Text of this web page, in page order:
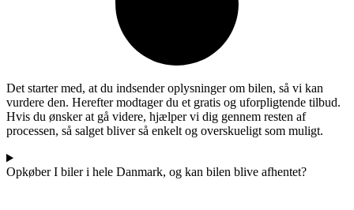
Det starter med, at du indsender oplysninger om bilen, så vi kan
vurdere den. Herefter modtager du et gratis og uforpligtende tilbud.
Hvis du ønsker at gå videre, hjælper vi dig gennem resten af
processen, så salget bliver så enkelt og overskueligt som muligt.
Opkøber I biler i hele Danmark, og kan bilen blive afhentet?